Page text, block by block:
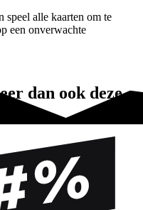
speel alle kaarten om te
een onverwachte
dan ook deze